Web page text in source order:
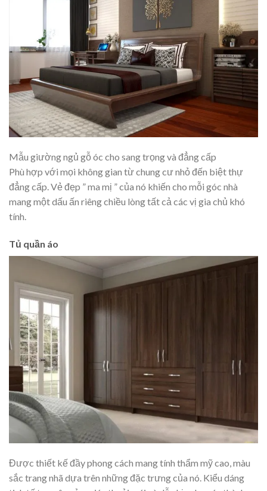
Mẫu giường ngủ gỗ óc cho sang trọng và đẳng cấp
Phù hợp với mọi không gian từ chung cư nhỏ đến biệt thự
đẳng cấp. Vẻ đẹp ” ma mị ” của nó khiến cho mỗi góc nhà
mang một dấu ấn riêng chiều lòng tất cả các vị gia chủ khó
tính.
Tủ quần áo
Được thiết kế đầy phong cách mang tính thẩm mỹ cao, màu
sắc trang nhã dựa trên những đặc trưng của nó. Kiểu dáng